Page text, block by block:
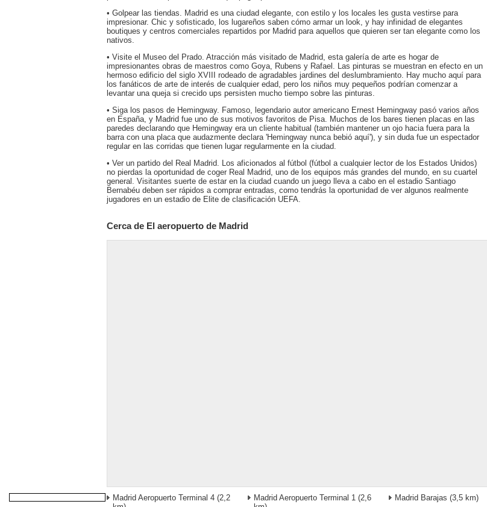
• Golpear las tiendas. Madrid es una ciudad elegante, con estilo y los locales les gusta vestirse para
impresionar. Chic y sofisticado, los lugareños saben cómo armar un look, y hay infinidad de elegantes
boutiques y centros comerciales repartidos por Madrid para aquellos que quieren ser tan elegante como los
nativos.
• Visite el Museo del Prado. Atracción más visitado de Madrid, esta galería de arte es hogar de
impresionantes obras de maestros como Goya, Rubens y Rafael. Las pinturas se muestran en efecto en un
hermoso edificio del siglo XVIII rodeado de agradables jardines del deslumbramiento. Hay mucho aquí para
los fanáticos de arte de interés de cualquier edad, pero los niños muy pequeños podrían comenzar a
levantar una queja si crecido ups persisten mucho tiempo sobre las pinturas.
• Siga los pasos de Hemingway. Famoso, legendario autor americano Ernest Hemingway pasó varios años
en España, y Madrid fue uno de sus motivos favoritos de Pisa. Muchos de los bares tienen placas en las
paredes declarando que Hemingway era un cliente habitual (también mantener un ojo hacia fuera para la
barra con una placa que audazmente declara 'Hemingway nunca bebió aquí'), y sin duda fue un espectador
regular en las corridas que tienen lugar regularmente en la ciudad.
• Ver un partido del Real Madrid. Los aficionados al fútbol (fútbol a cualquier lector de los Estados Unidos)
no pierdas la oportunidad de coger Real Madrid, uno de los equipos más grandes del mundo, en su cuartel
general. Visitantes suerte de estar en la ciudad cuando un juego lleva a cabo en el estadio Santiago
Bernabéu deben ser rápidos a comprar entradas, como tendrás la oportunidad de ver algunos realmente
jugadores en un estadio de Elite de clasificación UEFA.
Cerca de El aeropuerto de Madrid
Madrid Aeropuerto Terminal 4 (2,2
Madrid Aeropuerto Terminal 1 (2,6
Madrid Barajas (3,5 km)